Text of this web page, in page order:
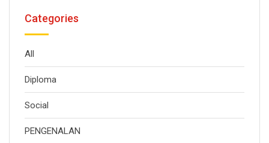
Categories
All
Diploma
Social
PENGENALAN